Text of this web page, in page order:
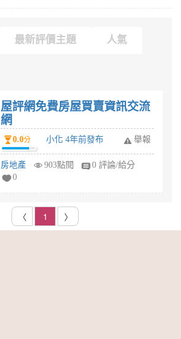
最新評價主題 人氣
屋評網免費房屋買賣資訊交流
網
0.0分 小化 4年前發布 舉報
房地產 903點閱
0 評論/給分
0
〈 1 〉